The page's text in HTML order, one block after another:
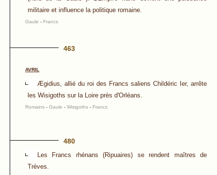
militaire et influence la politique romaine.
Gaule - Francs
463
AVRIL
Ægidius, allié du roi des Francs saliens Childéric Ier, arrête
les Wisigoths sur la Loire près d'Orléans.
Romains - Gaule - Wisigoths - Francs
480
Les Francs rhénans (Ripuaires) se rendent maîtres de
Trèves.